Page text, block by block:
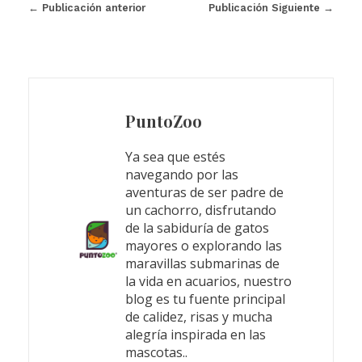
Publicación anterior Publicación Siguiente
PuntoZoo
Ya sea que estés
navegando por las
aventuras de ser padre de
un cachorro, disfrutando
de la sabiduría de gatos
mayores o explorando las
maravillas submarinas de
la vida en acuarios, nuestro
blog es tu fuente principal
de calidez, risas y mucha
alegría inspirada en las
mascotas..